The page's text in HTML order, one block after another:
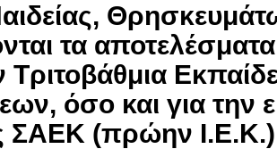
τα
Τριτοβάθμια
όσο και για την
ΣΑΕΚ (πρώην